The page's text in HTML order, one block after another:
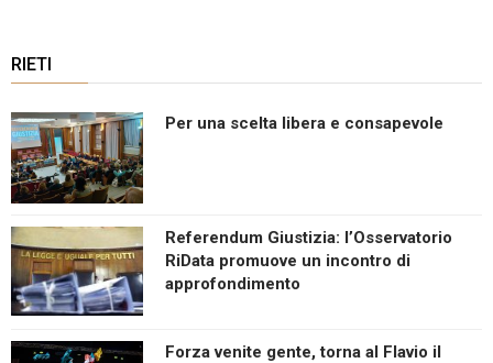
RIETI
Per una scelta libera e consapevole
Referendum Giustizia: l’Osservatorio
RiData promuove un incontro di
approfondimento
Forza venite gente, torna al Flavio il